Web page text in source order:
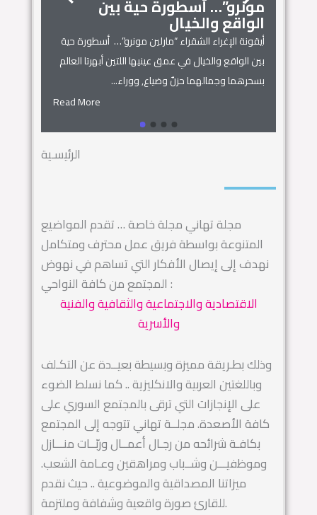
مونرو”… أسطورة حية بين
الواقع والخيال
أيقونة الإغراء الشقراء “مارلين مونرو”… أسطورة حية
بين الواقع والخيال في عمق عينيها اللتين أبهرتا العالم
بسحرهما وجمالهما حزنٌ وضياع, ووراء...
Read More
الرئيسـية
مجلة تهاني مجلة خاصة … تقدم المواضيع
المتنوعة بواسطة فريق عمل محترف ومتكامل
نهدف إلى إيصال الأفكار التي تساهم في نهوض
المجتمع من كافة النواحي :
الاقتصادية والاجتماعية والثقافية والفنية
والأسرية
وذلك بطـريقة مميزة وبسيطة بعيــدة عن التكـلف
وباللغتين العربية والانكليزية .. كما نسلط الضوء
على الإنجازات التي ترقى بالمجتمع السوري على
كافة الأصعدة. مجلــة تهاني تتوجه إلى المجتمع
بكافـة شرائحه من رجـال أعمــال وربّــات منـــازل
وموظفيـــن وشــباب ومراهقين وعـامة الشعب.
ميزاتنا المصداقية والموضوعية .. حيث نقدم
للقارئ صورة واقعية وشفافة وملتزمة.